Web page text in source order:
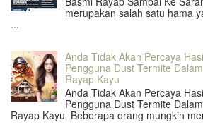
merupakan salah satu hama
...
Anda Tidak Akan Percaya
Pengguna Dust Termite
Rayap Kayu
Anda Tidak Akan Percaya
Pengguna Dust Termite
Rayap Kayu Beberapa orang mungkin